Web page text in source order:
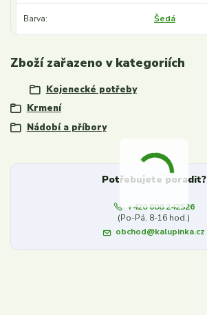
Barva Šedá
Zboží zařazeno v kategoriích
Kojenecké potřeby
Krmení
Nádobí a příbory
Potřebujete poradit?
+420 608 242526
(Po-Pá, 8-16 hod.)
obchod@kalupinka.cz